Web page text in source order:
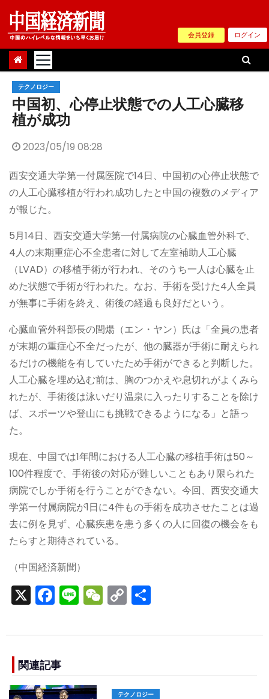
Skip
content
会員登録 ログイン
テクノロジー
中国初、心停止状態での人工心臓移
植が成功
2023/05/19 08:28
西安交通大学第一付属医院で14日、中国初の心停止状態で
の人工心臓移植が行われ成功したと中国の複数のメディア
が報じた。
5月14日、西安交通大学第一付属病院の心臓血管外科で、
4人の末期重症心不全患者に対して左室補助人工心臓
（LVAD）の移植手術が行われ、そのうち一人は心臓を止
めた状態で手術が行われた。なお、手術を受けた4人全員
が無事に手術を終え、術後の経過も良好だという。
心臓血管外科部長の閆煬（エン・ヤン）氏は「全員の患者
が末期の重症心不全だったが、他の臓器が手術に耐えられ
るだけの機能を有していたため手術ができると判断した。
人工心臓を埋め込む前は、胸のつかえや息切れがよくみら
れたが、手術後は泳いだり温泉に入ったりすることを除け
ば、スポーツや登山にも挑戦できるようになる」と語っ
た。
現在、中国では1年間における人工心臓の移植手術は50～
100件程度で、手術後の対応が難しいこともあり限られた
病院でしか手術を行うことができない。今回、西安交通大
学第一付属病院が1日に4件もの手術を成功させたことは過
去に例を見ず、心臓疾患を患う多くの人に回復の機会をも
たらすと期待されている。
（中国経済新聞）
X F
a
e
b
o
Li
n
W
e
C
o
n
関連記事
テクノロジー